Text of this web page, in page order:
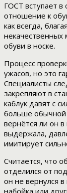
ГОСТ вступает в
отношение к
как всегда,
некачественных
обуви в носке.
Процесс
ужасов, но это
Специалисты
закрепляют в
каблук давят с
больше обычной
вернётся ли он
выдержала,
имитирует
Считается, что
отделился от
он не вернулся